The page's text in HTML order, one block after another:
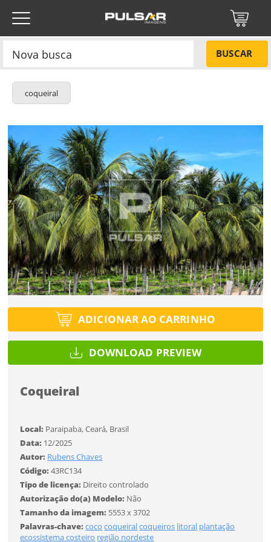
BUSCAR
coqueiral
ADICIONAR AO CARRINHO
DOWNLOAD PREVIEW
Coqueiral
Local: Paraipaba, Ceará, Brasil
Data: 12/2025
Autor: Rubens Chaves
Código:43RC134
Tipo de licença: Direito controlado
Autorização do(a) Modelo: Não
Tamanho da imagem: 5553 x 3702
Palavras-chave:coco coqueiralcoqueiros litoral plantação
ecossistema costeiro região nordeste
Título do projeto
Tipo de projeto
Selecione
Utilização
Códigos
Título do projeto
Utilização
Formato
Esqueci a senha
ENTRAR
Você ainda não tem conta?
CADASTRE-SE
ENTRAR
ENVIAR
Protegido por reCAPTCHA —Privacidade·Termos
NÃO
SIM
Título do projeto
Tipo de projeto
Formato
Tamanho PR$ 57,00
Tamanho MR$ 114,00
Tamanho GR$ 171,00